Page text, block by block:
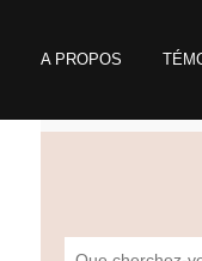
A PROPOS